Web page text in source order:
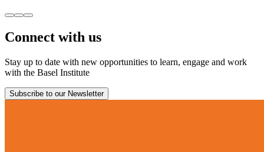
Connect with us
Stay up to date with new opportunities to learn, engage and work
with the Basel Institute
Subscribe to our Newsletter